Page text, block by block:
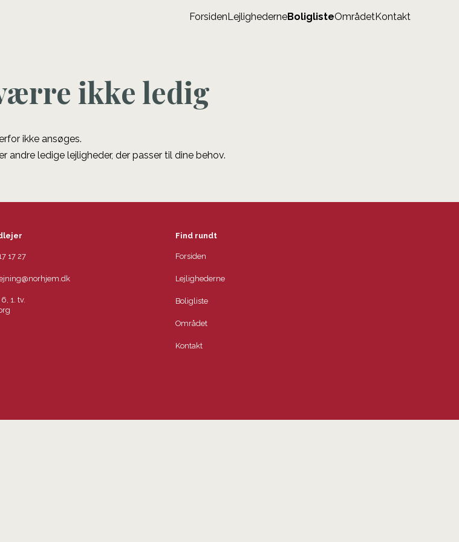
ForsidenLejlighederneBoliglisteOmrådetKontakt
ikke ledig
ikke ansøges.
ledige lejligheder, der passer til dine behov.
17 27
1. tv.
Find rundt
Forsiden
Lejlighederne
Boligliste
Området
Kontakt